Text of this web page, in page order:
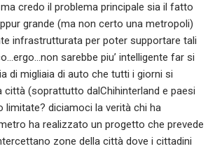
credo il problema principale sia il fatto
grande (ma non certo una metropoli)
infrastrutturata per poter supportare tali
sarebbe piu’ intelligente far si
di migliaia di auto che tutti i giorni si
città (soprattutto dalChihinterland e paesi
limitate? diciamoci la verità chi ha
ha realizzato un progetto che prevede
zone della città dove i cittadini